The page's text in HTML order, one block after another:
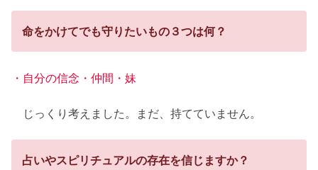
命をかけてでも守りたいもの３つは何？
・自分の信念・仲間・妹
じっくり考えました。まだ、持てていません。
占いやスピリチュアルの存在を信じますか？